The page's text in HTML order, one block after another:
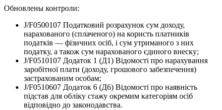
Обновлены контроли:
J/F0500107 Податковий розрахунок сум доходу,
нарахованого (сплаченого) на користь платників
податків — фізичних осіб, і сум утриманого з них
податку, а також сум нарахованого єдиного внеску;
J/F0510107 Додаток 1 (Д1) Відомості про нарахування
заробітної плати (доходу, грошового забезпечення)
застрахованим особам;
J/F0510607 Додаток 6 (Д6) Відомості про наявність
підстав для обліку стажу окремим категоріям осіб
відповідно до законодавства.